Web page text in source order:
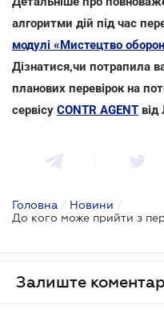
алгоритми дій під час
модулі «Мистецтво
Дізнатися,чи потрапила
планових перевірок на
сервісу CONTR AGENT
Головна / Новини /
Залиште коментар